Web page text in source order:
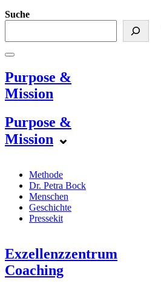
Suche
Purpose &
Mission
Purpose &
Mission ⌄
Methode
Dr. Petra Bock
Menschen
Geschichte
Pressekit
Exzellenzzentrum
Coaching